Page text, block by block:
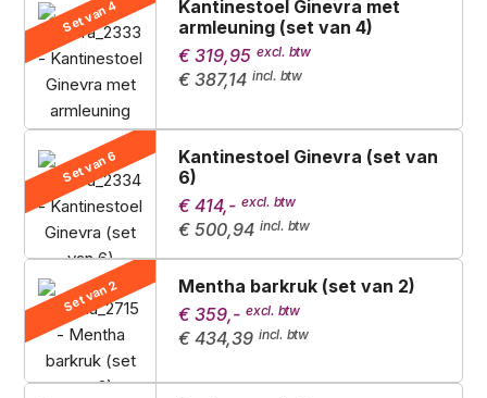
Set van 4
Kantinestoel Ginevra met
armleuning (set van 4)
€ 319,95
€ 387,14
Set van 6
Kantinestoel Ginevra (set van
6)
€ 414,-
€ 500,94
Set van 2
Mentha barkruk (set van 2)
€ 359,-
€ 434,39